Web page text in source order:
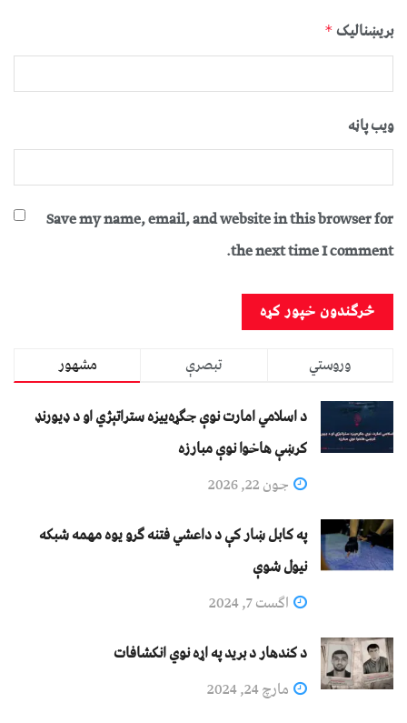
بریښنالیک *
ویب پاڼه
Save my name, email, and website in this browser for
the next time I comment.
مشهور تبصرې
وروستي
د اسلامي امارت نوې جګړه‌ییزه ستراتېژي او د ډیورنډ
کرښې هاخوا نوې مبارزه
جون 22, 2026
په کابل ښار کې د داعشي فتنه ګرو يوه مهمه شبکه
نيول شوې
اگست 7, 2024
د کندهار د برید په اړه نوي انکشافات
مارچ 24, 2024